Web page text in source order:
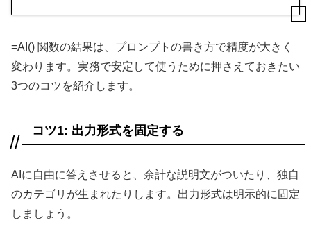
=AI() 関数の結果は、プロンプトの書き方で精度が大きく
変わります。実務で安定して使うために押さえておきたい
3つのコツを紹介します。
コツ1: 出力形式を固定する
AIに自由に答えさせると、余計な説明文がついたり、独自
のカテゴリが生まれたりします。出力形式は明示的に固定
しましょう。